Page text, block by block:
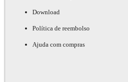
Download
Política de reembolso
Ajuda com compras